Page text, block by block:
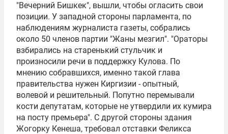
"Вечерний Бишкек", вышли, чтобы огласить свои
позиции. У западной стороны парламента, по
наблюдениям журналиста газеты, собрались
около 50 членов партии "Жаны мезгил". "Ораторы
взбирались на старенький стульчик и
произносили речи в поддержку Кулова. По
мнению собравшихся, именно такой глава
правительства нужен Киргизии - опытный,
волевой и решительный. Попутно перемывали
кости депутатам, которые не утвердили их кумира
на посту премьера". С другой стороны здания
Жогорку Кенеша, требовал отставки Феликса